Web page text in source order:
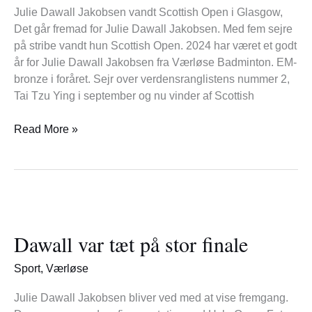
Julie Dawall Jakobsen vandt Scottish Open i Glasgow,
Det går fremad for Julie Dawall Jakobsen. Med fem sejre
på stribe vandt hun Scottish Open. 2024 har været et godt
år for Julie Dawall Jakobsen fra Værløse Badminton. EM-
bronze i foråret. Sejr over verdensranglistens nummer 2,
Tai Tzu Ying i september og nu vinder af Scottish
Read More »
Dawall var tæt på stor finale
Sport, Værløse
Julie Dawall Jakobsen bliver ved med at vise fremgang.
tæt
på
stor